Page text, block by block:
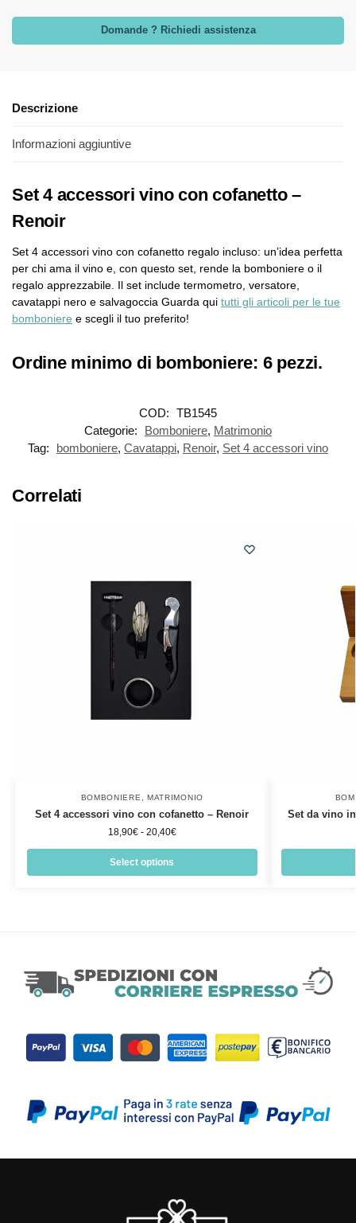
Domande ? Richiedi assistenza
Descrizione
Informazioni aggiuntive
Set 4 accessori vino con cofanetto –
Renoir
Set 4 accessori vino con cofanetto regalo incluso: un’idea perfetta
per chi ama il vino e, con questo set, rende la bomboniere o il
regalo apprezzabile. Il set include termometro, versatore,
cavatappi nero e salvagoccia Guarda qui tutti gli articoli per le tue
bomboniere e scegli il tuo preferito!
Ordine minimo di bomboniere: 6 pezzi.
COD: TB1545
Categorie:
Bomboniere, Matrimonio
Tag:
bomboniere, Cavatappi, Renoir, Set 4 accessori vino
Correlati
BOMBONIERE, MATRIMONIO
Set 4 accessori vino con cofanetto – Renoir
18,90€ - 20,40€
Select options
Set da vino